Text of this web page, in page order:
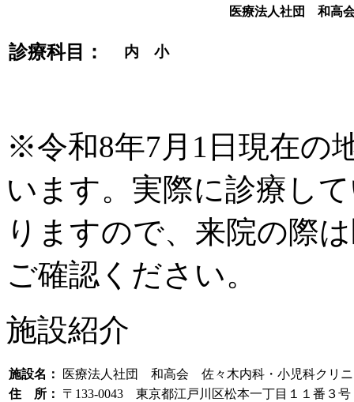
医療法人社団 和高
診療科目： 内 小
※令和8年7月1日現在の
います。実際に診療し
りますので、来院の際
ご確認ください。
施設紹介
施設名：
医療法人社団 和高会 佐々木内科・小児科クリ
住 所：
〒133-0043 東京都江戸川区松本一丁目１１番３号